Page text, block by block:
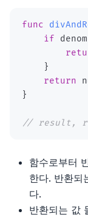
20장, 아키텍
21장, 아키텍
22장, 개발팀
20장 제안 협
func
if
}
return
}
// result,
함수로부터
한다. 반환되
다.
반환되는 값